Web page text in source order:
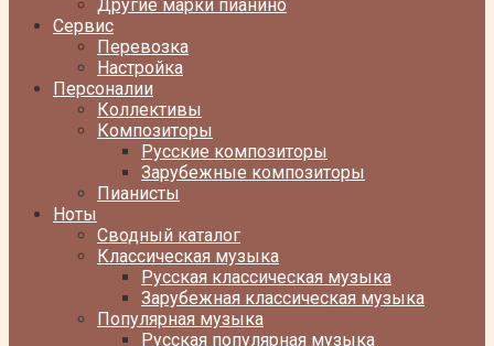
Другие марки пианино
Сервис
Перевозка
Настройка
Персоналии
Коллективы
Композиторы
Русские композиторы
Зарубежные композиторы
Пианисты
Ноты
Сводный каталог
Классическая музыка
Русская классическая музыка
Зарубежная классическая музыка
Популярная музыка
Русская популярная музыка